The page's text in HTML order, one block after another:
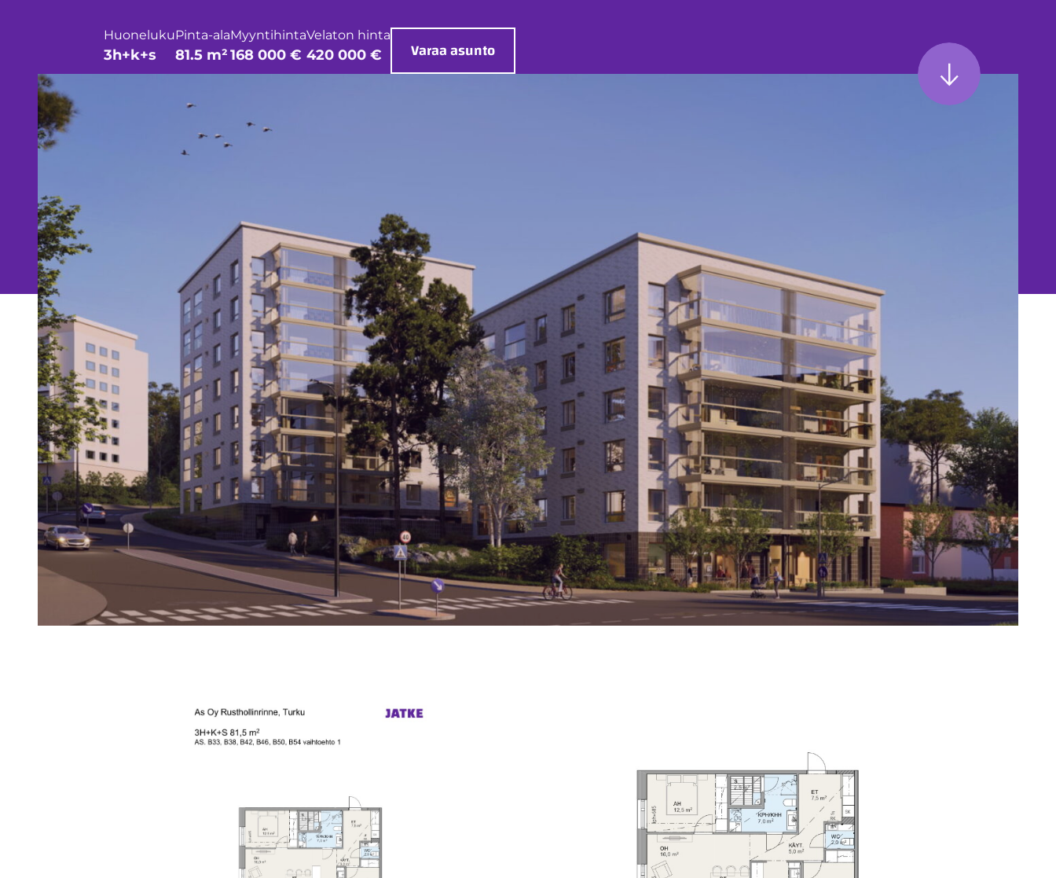
Huoneluku
3h+k+s
Pinta-ala
81.5 m²
Myyntihinta
168 000 €
Velaton hinta
420 000 € Varaa asunto